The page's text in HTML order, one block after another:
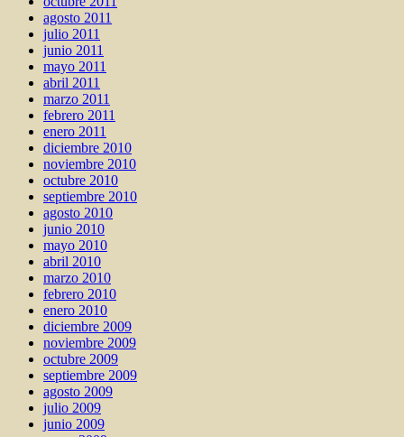
agosto 2011
julio 2011
junio 2011
mayo 2011
abril 2011
marzo 2011
febrero 2011
enero 2011
diciembre 2010
noviembre 2010
octubre 2010
septiembre 2010
agosto 2010
junio 2010
mayo 2010
abril 2010
marzo 2010
febrero 2010
enero 2010
diciembre 2009
noviembre 2009
octubre 2009
septiembre 2009
agosto 2009
julio 2009
junio 2009